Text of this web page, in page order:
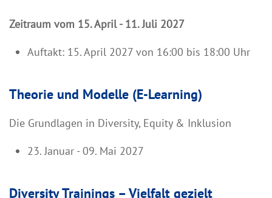
Zeitraum vom 15. April - 11. Juli 2027
Auftakt: 15. April 2027 von 16:00 bis 18:00 Uhr
Theorie und Modelle (E-Learning)
Die Grundlagen in Diversity, Equity & Inklusion
23. Januar - 09. Mai 2027
Diversity Trainings – Vielfalt gezielt